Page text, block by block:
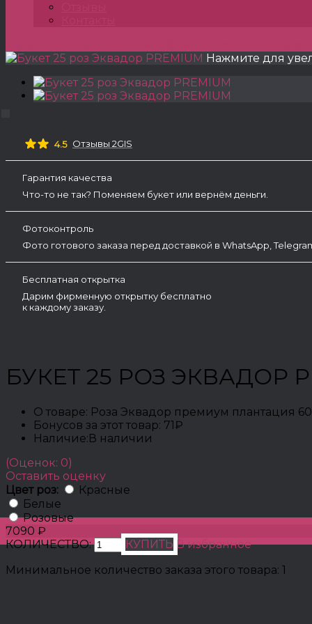
Нажмите для
4.5 Отзывы 2GIS
Гарантия качества
Что-то не так? Поменяем букет или вернём деньги.
Фотоконтроль
Фото готового заказа перед доставкой в WhatsApp,
Бесплатная открытка
Дарим фирменную открытку бесплатно
к каждому заказу.
БУКЕТ 25 РОЗ ЭКВАДОР
О товаре: Роза Эквадор премиум плантация
Бонусов за этот товар: 71₽
Наличие:В наличии
(Оценок: 0)
Оставить оценку
Цвет роз:
Красные
Белые
Розовые
7090 ₽
КОЛИЧЕСТВО:
КУПИТЬ В избранное
Минимальное количество заказа этого товара: 1